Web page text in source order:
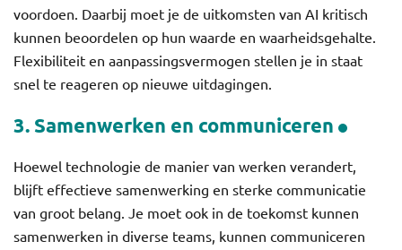
voordoen. Daarbij moet je de uitkomsten van AI kritisch
kunnen beoordelen op hun waarde en waarheidsgehalte.
Flexibiliteit en aanpassingsvermogen stellen je in staat
snel te reageren op nieuwe uitdagingen.
3. Samenwerken en communiceren
Hoewel technologie de manier van werken verandert,
blijft effectieve samenwerking en sterke communicatie
van groot belang. Je moet ook in de toekomst kunnen
samenwerken in diverse teams, kunnen communiceren